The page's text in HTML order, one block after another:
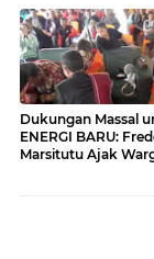
Dukungan Massal
ENERGI BARU:
Marsitutu Ajak